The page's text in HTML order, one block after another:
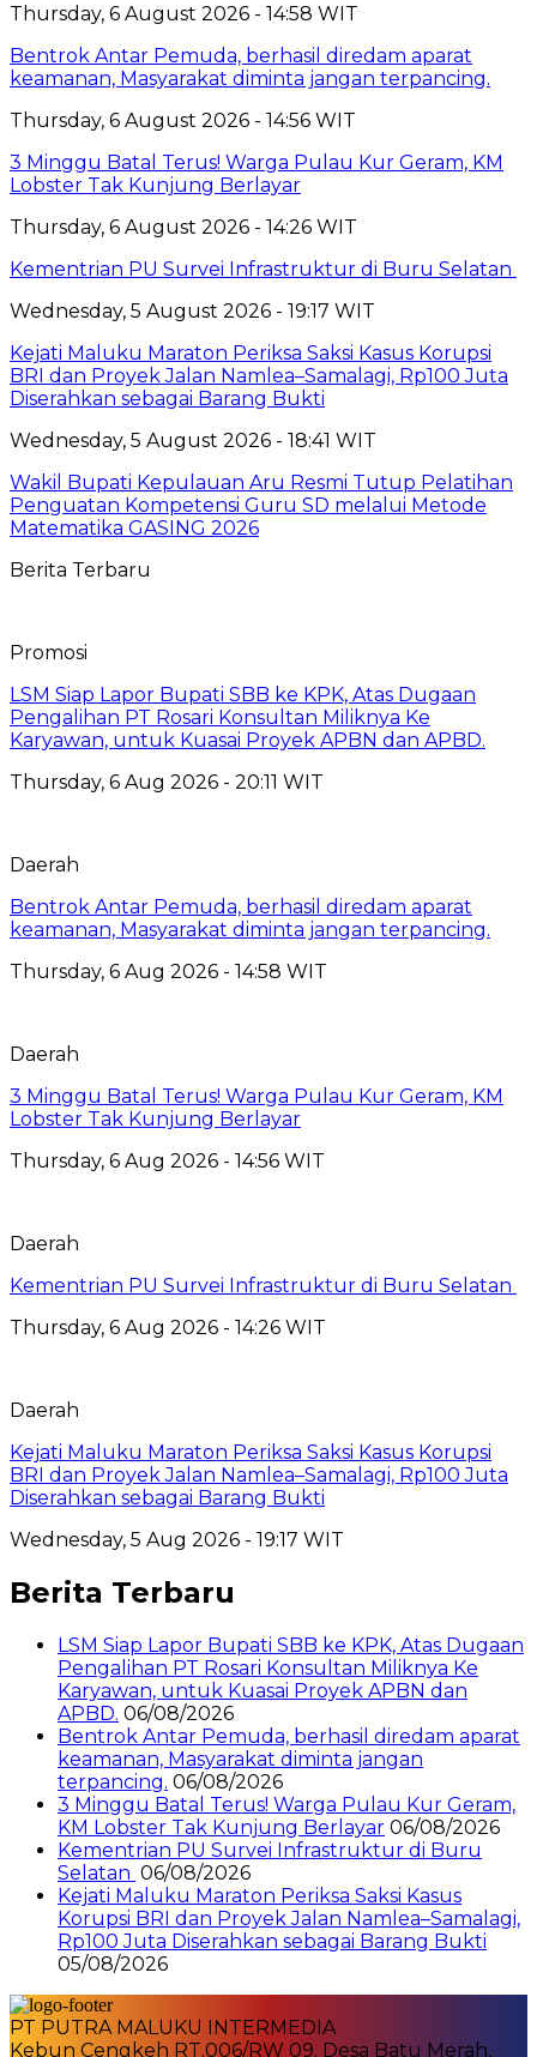
Thursday, 6 August 2026 - 14:58 WIT
Bentrok Antar Pemuda, berhasil diredam aparat
keamanan, Masyarakat diminta jangan terpancing.
Thursday, 6 August 2026 - 14:56 WIT
3 Minggu Batal Terus! Warga Pulau Kur Geram, KM
Lobster Tak Kunjung Berlayar
Thursday, 6 August 2026 - 14:26 WIT
Kementrian PU Survei Infrastruktur di Buru Selatan
Wednesday, 5 August 2026 - 19:17 WIT
Kejati Maluku Maraton Periksa Saksi Kasus Korupsi
BRI dan Proyek Jalan Namlea–Samalagi, Rp100 Juta
Diserahkan sebagai Barang Bukti
Wednesday, 5 August 2026 - 18:41 WIT
Wakil Bupati Kepulauan Aru Resmi Tutup Pelatihan
Penguatan Kompetensi Guru SD melalui Metode
Matematika GASING 2026
Berita Terbaru
Promosi
LSM Siap Lapor Bupati SBB ke KPK, Atas Dugaan
Pengalihan PT Rosari Konsultan Miliknya Ke
Karyawan, untuk Kuasai Proyek APBN dan APBD.
Thursday, 6 Aug 2026 - 20:11 WIT
Daerah
Bentrok Antar Pemuda, berhasil diredam aparat
keamanan, Masyarakat diminta jangan terpancing.
Thursday, 6 Aug 2026 - 14:58 WIT
Daerah
3 Minggu Batal Terus! Warga Pulau Kur Geram, KM
Lobster Tak Kunjung Berlayar
Thursday, 6 Aug 2026 - 14:56 WIT
Daerah
Kementrian PU Survei Infrastruktur di Buru Selatan
Thursday, 6 Aug 2026 - 14:26 WIT
Daerah
Kejati Maluku Maraton Periksa Saksi Kasus Korupsi
BRI dan Proyek Jalan Namlea–Samalagi, Rp100 Juta
Diserahkan sebagai Barang Bukti
Wednesday, 5 Aug 2026 - 19:17 WIT
Berita Terbaru
LSM Siap Lapor Bupati SBB ke KPK, Atas Dugaan
Pengalihan PT Rosari Konsultan Miliknya Ke
Karyawan, untuk Kuasai Proyek APBN dan
APBD. 06/08/2026
Bentrok Antar Pemuda, berhasil diredam aparat
keamanan, Masyarakat diminta jangan
terpancing. 06/08/2026
3 Minggu Batal Terus! Warga Pulau Kur Geram,
KM Lobster Tak Kunjung Berlayar 06/08/2026
Kementrian PU Survei Infrastruktur di Buru
Selatan 06/08/2026
Kejati Maluku Maraton Periksa Saksi Kasus
Korupsi BRI dan Proyek Jalan Namlea–Samalagi,
Rp100 Juta Diserahkan sebagai Barang Bukti
05/08/2026
PT PUTRA MALUKU INTERMEDIA
Kebun Cengkeh RT.006/RW 09. Desa Batu Merah,